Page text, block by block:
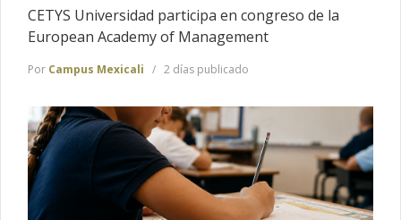
CETYS Universidad participa en congreso de la
European Academy of Management
Por Campus Mexicali 2 días publicado